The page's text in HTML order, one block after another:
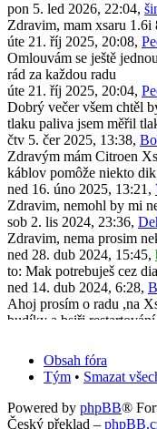
pon 5. led 2026, 22:04,
Zdravim, mam xsaru 1.6i
úte 21. říj 2025, 20:08,
Omlouvám se ještě
rád za každou radu
úte 21. říj 2025, 20:04,
Dobrý večer všem chtěl
tlaku paliva jsem měřil
čtv 5. čer 2025, 13:38,
Zdravým mám Citroen
káblov pomôže niekto dik
ned 16. úno 2025, 13:21,
Zdravim, nemohl by mi
sob 2. lis 2024, 23:36,
Zdravim, nema prosim
ned 28. dub 2024, 15:45,
to: Mak potrebuješ cez
ned 14. dub 2024, 6:28,
Ahoj prosím o radu ,na
budíky a bsiři
Dobrý den. Po
předem za jakoukoliv radu.
úte 31. říj 2023, 13:39,
Zdravím, neřešil někdo
čtv 20. črc 2023, 13:34,
Obsah fóra
Tým • Smazat
Powered by phpBB®
Český překlad –